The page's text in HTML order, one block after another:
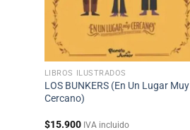
LIBROS ILUSTRADOS
LOS BUNKERS (En Un Lugar Muy
Cercano)
$15.900 IVA incluido